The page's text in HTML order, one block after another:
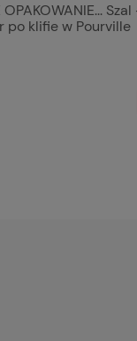
po klifie w Pourville